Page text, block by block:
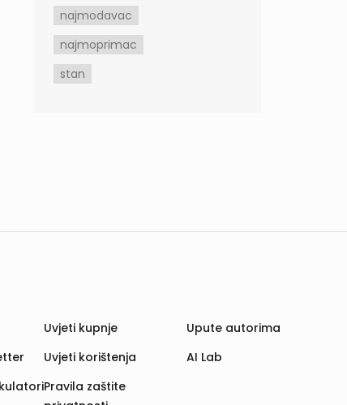
najmodavac
najmoprimac
stan
Uvjeti kupnje
Uvjeti korištenja
Pravila zaštite
Upute autorima
AI Lab